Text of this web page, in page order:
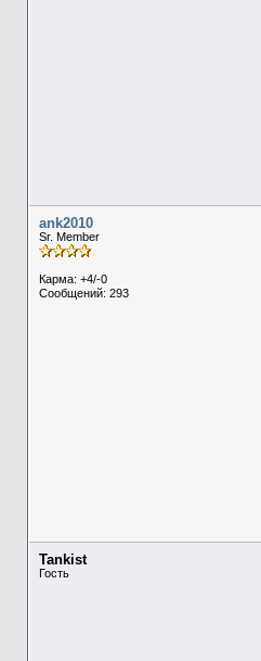
ank2010
Sr. Member
Карма: +4/-0
Сообщений: 293
Tankist
Гость